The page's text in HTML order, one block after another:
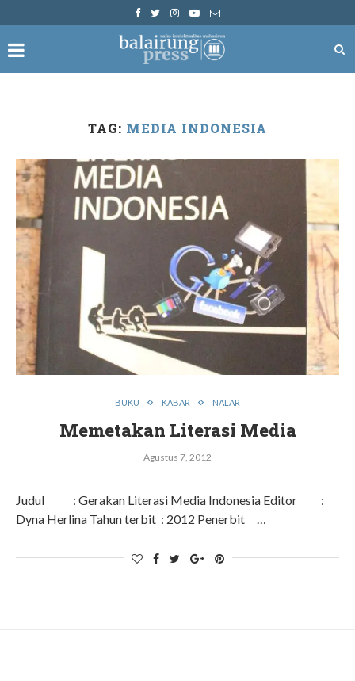
TAG: MEDIA INDONESIA
BUKU KABAR NALAR
Memetakan Literasi Media
Agustus 7, 2012
Judul : Gerakan Literasi Media Indonesia Editor :
Dyna Herlina Tahun terbit : 2012 Penerbit …